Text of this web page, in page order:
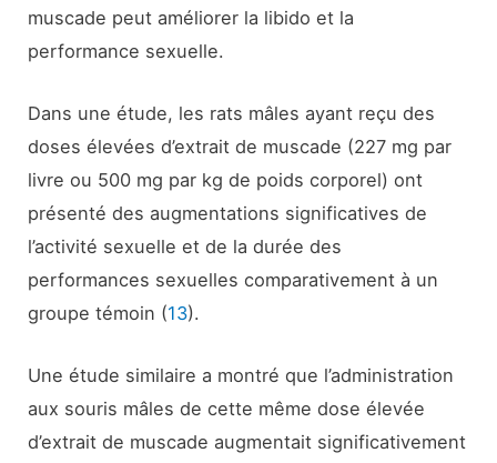
muscade peut améliorer la libido et la
performance sexuelle.
Dans une étude, les rats mâles ayant reçu des
doses élevées d’extrait de muscade (227 mg par
livre ou 500 mg par kg de poids corporel) ont
présenté des augmentations significatives de
l’activité sexuelle et de la durée des
performances sexuelles comparativement à un
groupe témoin (13).
Une étude similaire a montré que l’administration
aux souris mâles de cette même dose élevée
d’extrait de muscade augmentait significativement